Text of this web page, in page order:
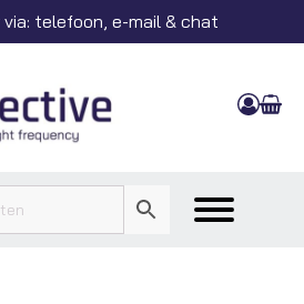
via: telefoon, e-mail & chat